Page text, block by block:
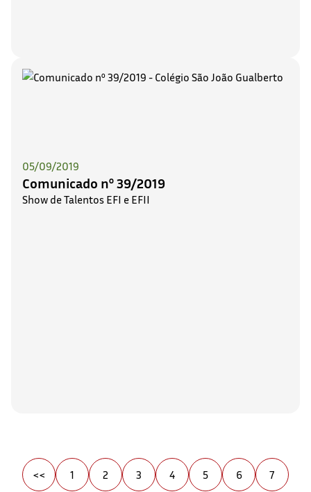
05/09/2019
Comunicado nº 39/2019
Show de Talentos EFI e EFII
<< 1 2 3 4 5 6 7